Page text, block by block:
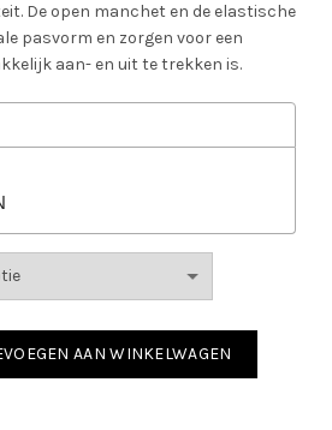
De open manchet en de elastische
pasvorm en zorgen voor een
aan- en uit te trekken is.
AAN WINKELWAGEN